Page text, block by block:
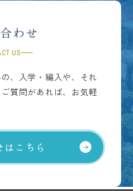
わせ
US
、入学・編入や、それ
質問があれば、お気軽
こちら